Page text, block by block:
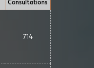
Consultations
714